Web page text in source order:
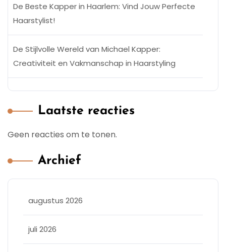
De Beste Kapper in Haarlem: Vind Jouw Perfecte
Haarstylist!
De Stijlvolle Wereld van Michael Kapper:
Creativiteit en Vakmanschap in Haarstyling
Laatste reacties
Geen reacties om te tonen.
Archief
augustus 2026
juli 2026